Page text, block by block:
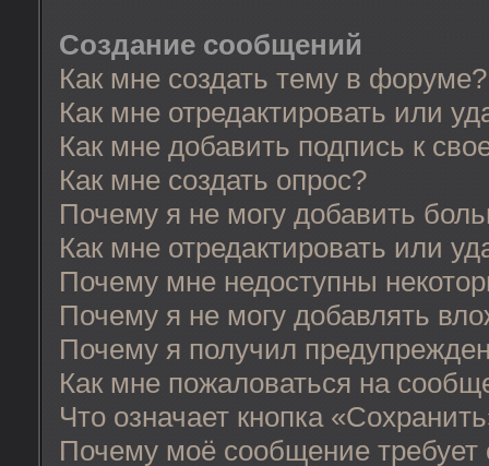
Создание сообщений
Как мне создать тему в форуме?
Как мне отредактировать или
Как мне добавить подпись к
Как мне создать опрос?
Почему я не могу добавить
Как мне отредактировать или
Почему мне недоступны
Почему я не могу добавлять
Почему я получил
Как мне пожаловаться на
Что означает кнопка
Почему моё сообщение требует